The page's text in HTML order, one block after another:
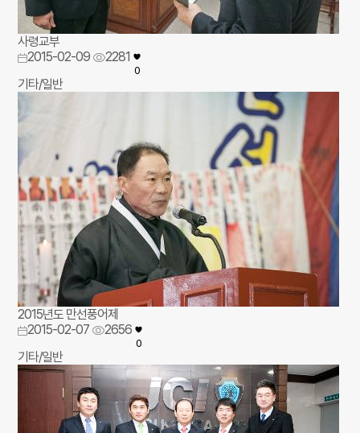
사령교부
2015-02-09
2281
0
기타/일반
2015년도 만선풍어제
2015-02-07
2656
0
기타/일반